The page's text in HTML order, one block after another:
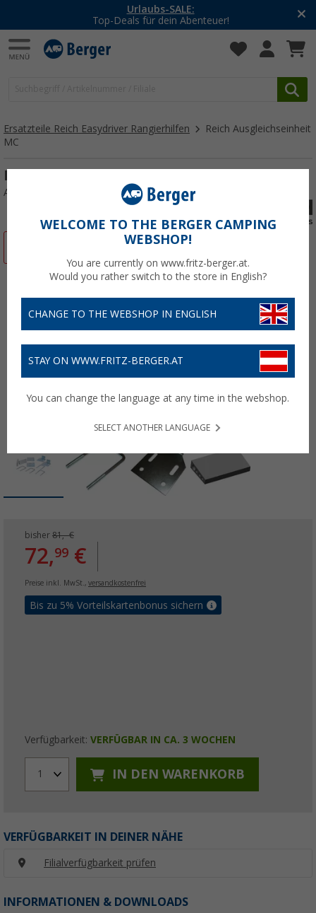
Urlaubs-SALE:
Top-Deals für dein Abenteuer!
Ersatzteile Reich Easydriver Rangierhilfen
Reich Ausgleichseinheit
MC
Reich Ausgleichseinheit MC
Art.-Nr.: 112103
bisher 81,- €
72,99 €
Preise inkl. MwSt., versandkostenfrei
Bis zu 5% Vorteilskartenbonus sichern
Verfügbarkeit: VERFÜGBAR IN CA. 3 WOCHEN
1 IN DEN WARENKORB
VERFÜGBARKEIT IN DEINER NÄHE
Filialverfügbarkeit prüfen
INFORMATIONEN & DOWNLOADS
WELCOME TO THE BERGER CAMPING
WEBSHOP!
You are currently on www.fritz-berger.at.
Would you rather switch to the store in English?
CHANGE TO THE WEBSHOP IN ENGLISH
STAY ON WWW.FRITZ-BERGER.AT
You can change the language at any time in the webshop.
SELECT ANOTHER LANGUAGE